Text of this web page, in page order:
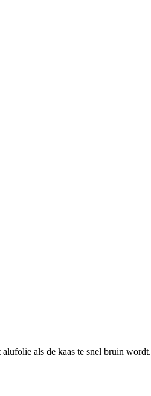
als de kaas te snel bruin wordt.